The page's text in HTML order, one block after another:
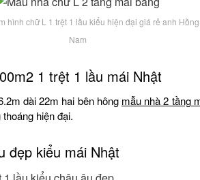
hình chữ L 1 trệt 1 lầu kiểu hiện đại giá rẻ anh
Nam
1 trệt 1 lầu mái Nhật
dài 22m hai bên hông mẫu nhà 2 tầng
hiện đại.
đẹp kiểu mái Nhật